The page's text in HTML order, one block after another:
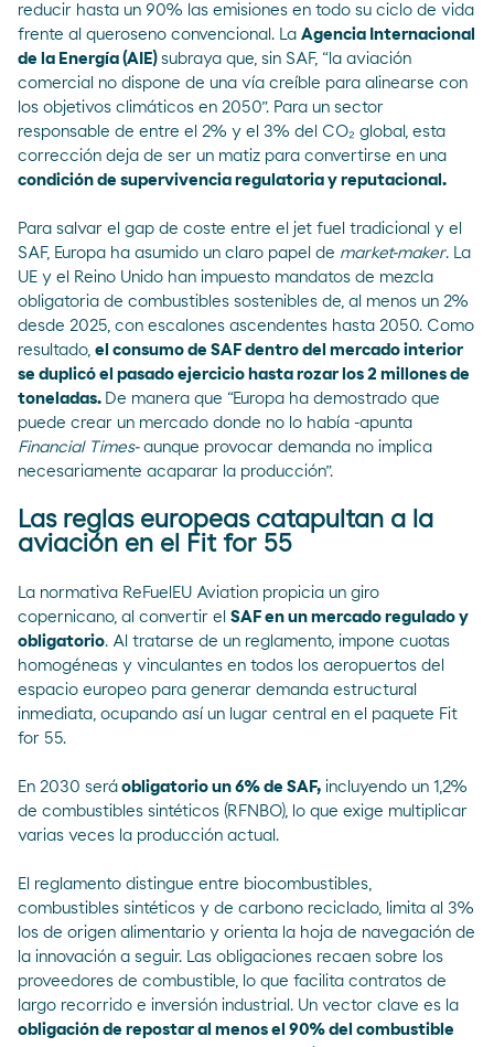
reducir hasta un 90% las emisiones en todo su ciclo de vida
frente al queroseno convencional. La Agencia Internacional
de la Energía (AIE) subraya que, sin SAF, “la aviación
comercial no dispone de una vía creíble para alinearse con
los objetivos climáticos en 2050”. Para un sector
responsable de entre el 2% y el 3% del CO₂ global, esta
corrección deja de ser un matiz para convertirse en una
condición de supervivencia regulatoria y reputacional.
Para salvar el gap de coste entre el jet fuel tradicional y el
SAF, Europa ha asumido un claro papel de market-maker. La
UE y el Reino Unido han impuesto mandatos de mezcla
obligatoria de combustibles sostenibles de, al menos un 2%
desde 2025, con escalones ascendentes hasta 2050. Como
resultado, el consumo de SAF dentro del mercado interior
se duplicó el pasado ejercicio hasta rozar los 2 millones de
toneladas. De manera que “Europa ha demostrado que
puede crear un mercado donde no lo había -apunta
Financial Times-aunque provocar demanda no implica
necesariamente acaparar la producción”.
Las reglas europeas catapultan a la
aviación en el Fit for 55
La normativa ReFuelEU Aviation propicia un giro
copernicano, al convertir el SAF en un mercado regulado y
obligatorio. Al tratarse de un reglamento, impone cuotas
homogéneas y vinculantes en todos los aeropuertos del
espacio europeo para generar demanda estructural
inmediata, ocupando así un lugar central en el paquete Fit
for 55.
En 2030 será obligatorio un 6% de SAF, incluyendo un 1,2%
de combustibles sintéticos (RFNBO), lo que exige multiplicar
varias veces la producción actual.
El reglamento distingue entre biocombustibles,
combustibles sintéticos y de carbono reciclado, limita al 3%
los de origen alimentario y orienta la hoja de navegación de
la innovación a seguir. Las obligaciones recaen sobre los
proveedores de combustible, lo que facilita contratos de
largo recorrido e inversión industrial. Un vector clave es la
obligación de repostar al menos el 90% del combustible